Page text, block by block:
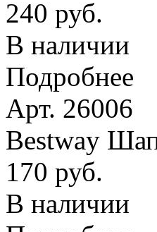
240 руб.
В наличии
Подробнее
Арт. 26006
Bestway
170 руб.
В наличии